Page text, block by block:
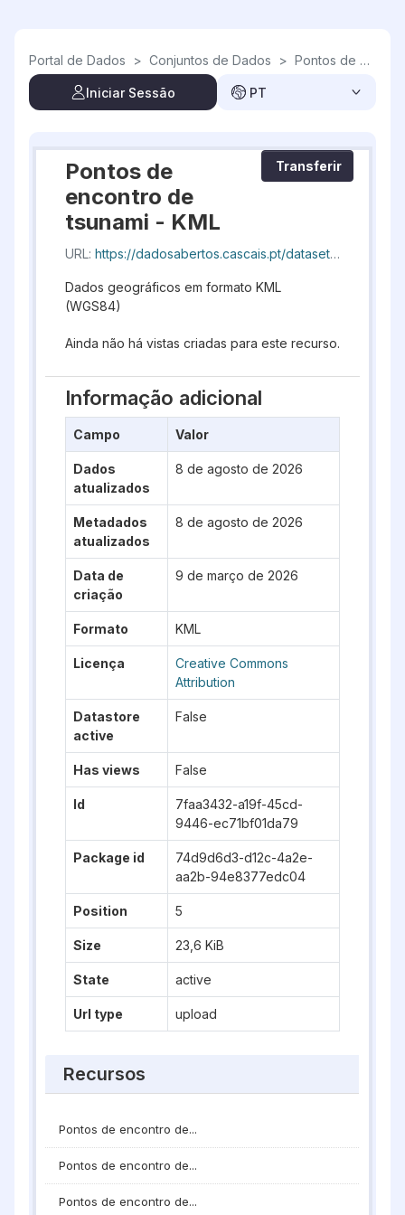
Portal de Dados > Conjuntos de Dados > Pontos de encontro de tsunami
Iniciar Sessão PT
Transferir
Pontos de
encontro de
tsunami - KML
URL: https://dadosabertos.cascais.pt/dataset/74d9d6d3-d12c-4a2e-aa2b-94e8377edc04/resource/7faa3432-a19f-45cd-9446-ec71bf01da79/download/geocascais-pontosencontrotsunami_20260808_193553.kml
Dados geográficos em formato KML
(WGS84)
Ainda não há vistas criadas para este recurso.
Recursos
Pontos de encontro de...
Pontos de encontro de...
Pontos de encontro de...
Informação adicional
Campo Valor
Dados
atualizados
8 de agosto de 2026
Metadados
atualizados
8 de agosto de 2026
Data de
criação
9 de março de 2026
Formato KML
Licença
Creative Commons
Attribution
Datastore
active
False
Has views False
Id
7faa3432-a19f-45cd-
9446-ec71bf01da79
Package id
74d9d6d3-d12c-4a2e-
aa2b-94e8377edc04
Position 5
Size 23,6 KiB
State active
Url type upload